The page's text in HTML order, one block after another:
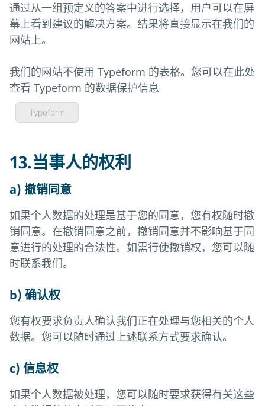
通过从一组预定义的答案中进行选择，用户可以在屏
幕上看到建议的解决方案。结果将直接显示在我们的
网站上。
我们的网站不使用 Typeform 的表格。您可以在此处
查看 Typeform 的数据保护信息
Typeform
13.当事人的权利
a) 撤销同意
如果个人数据的处理是基于您的同意，您有权随时撤
销同意。在撤销同意之前，撤销同意并不影响基于同
意进行的处理的合法性。如需行使撤销权，您可以随
时联系我们。
b) 确认权
您有权要求负责人确认我们正在处理与您相关的个人
数据。您可以随时通过上述联系方式要求确认。
c) 信息权
如果个人数据被处理，您可以随时要求获得有关这些